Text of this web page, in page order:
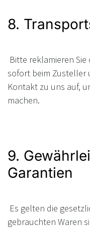
8.
Bitte reklamieren
sofort beim Zusteller
Kontakt zu uns auf,
machen.
9.
Garantien
Es gelten die
gebrauchten Waren